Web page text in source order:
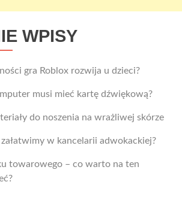
WPISY
gra Roblox rozwija u dzieci?
musi mieć kartę dźwiękową?
do noszenia na wrażliwej skórze
w kancelarii adwokackiej?
towarowego – co warto na ten